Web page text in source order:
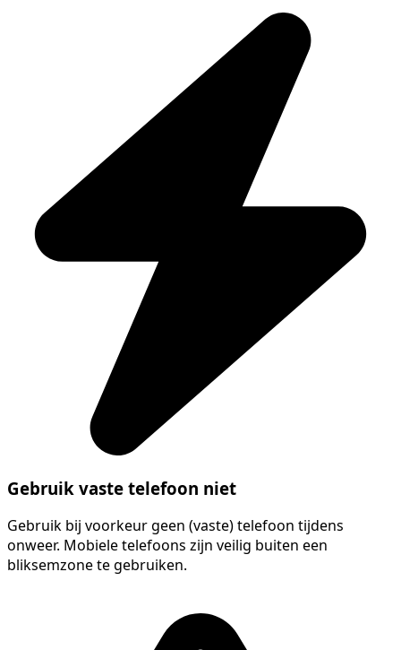
Gebruik vaste telefoon niet
Gebruik bij voorkeur geen (vaste) telefoon tijdens
onweer. Mobiele telefoons zijn veilig buiten een
bliksemzone te gebruiken.